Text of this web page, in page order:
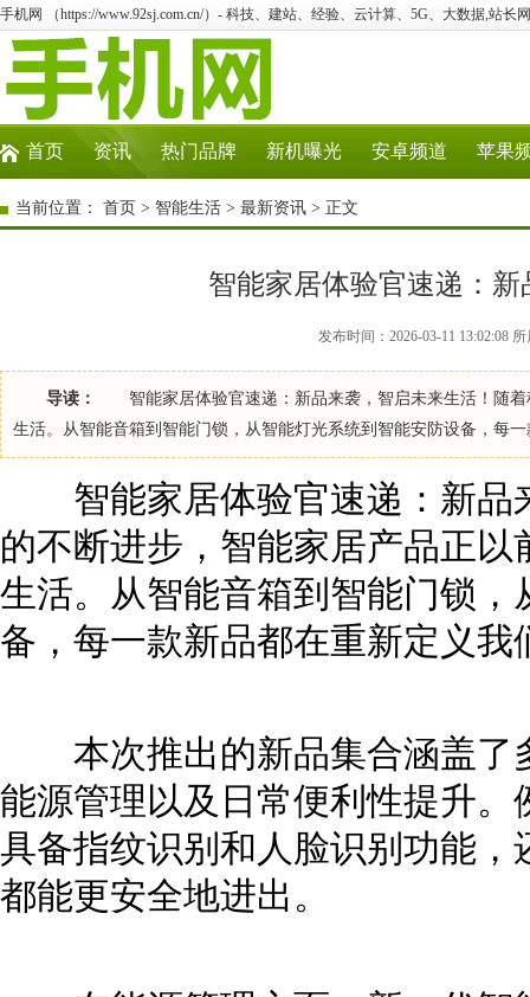
手机网 （https://www.92sj.com.cn/）- 科技、建站、经验、云计算、5G、大数据,站长
首页 资讯 热门品牌 新机曝光 安卓频道 苹果
当前位置： 首页 > 智能生活 > 最新资讯 > 正文
智能家居体验官速递：
发布时间：2026-03-11 13:02:08
导读：
智能家居体验官速递：新品来袭，智启未来生活！随着
生活。从智能音箱到智能门锁，从智能灯光系统到智能安防设备，每
智能家居体验官速递：新品
的不断进步，智能家居产品正
生活。从智能音箱到智能门锁
备，每一款新品都在重新定义我
本次推出的新品集合涵盖了
能源管理以及日常便利性提升
具备指纹识别和人脸识别功能
都能更安全地进出。